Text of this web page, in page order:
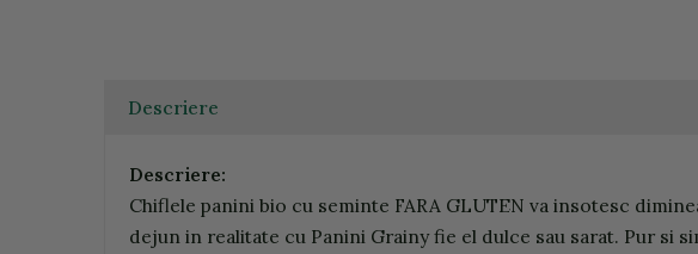
Descriere
Descriere:
Chiflele panini bio cu seminte FARA GLUTEN va insotesc
dejun in realitate cu Panini Grainy fie el dulce sau sarat. Pur si